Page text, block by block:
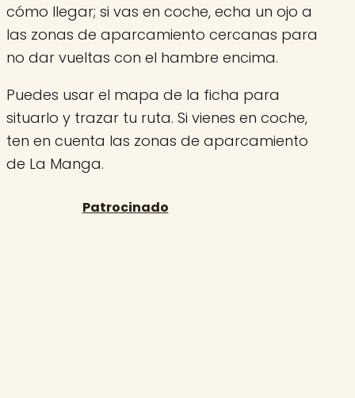
cómo llegar; si vas en coche, echa un ojo a
las zonas de aparcamiento cercanas para
no dar vueltas con el hambre encima.
Puedes usar el mapa de la ficha para
situarlo y trazar tu ruta. Si vienes en coche,
ten en cuenta las zonas de aparcamiento
de La Manga.